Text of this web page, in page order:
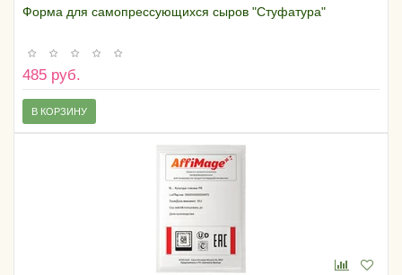
Форма для самопрессующихся сыров "Стуфатура"
485 руб.
В КОРЗИНУ